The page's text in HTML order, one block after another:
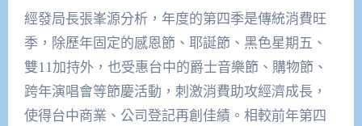
經發局長張峯源分析，年度的第四季是傳統消費旺
季，除歷年固定的感恩節、耶誕節、黑色星期五、
雙11加持外，也受惠台中的爵士音樂節、購物節、
跨年演唱會等節慶活動，刺激消費助攻經濟成長，
使得台中商業、公司登記再創佳績。相較前年第四